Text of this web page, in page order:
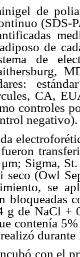
de
(SDS-
de
de
estándar
CA,
controles
negativo).
Sigma,
seco (Owl
se
bloqueadas
g de NaCl +
contenía 5%
durante
con el